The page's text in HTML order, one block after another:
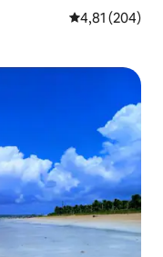
Средна
4,81 (204)